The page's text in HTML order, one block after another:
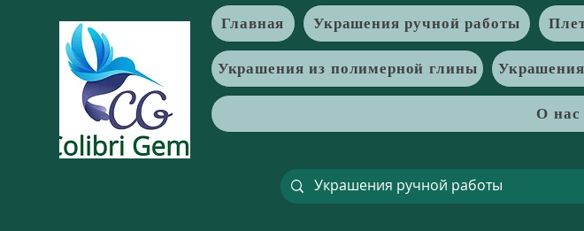
Главная Украшения ручной работы
Украшения из полимерной глины
О нас